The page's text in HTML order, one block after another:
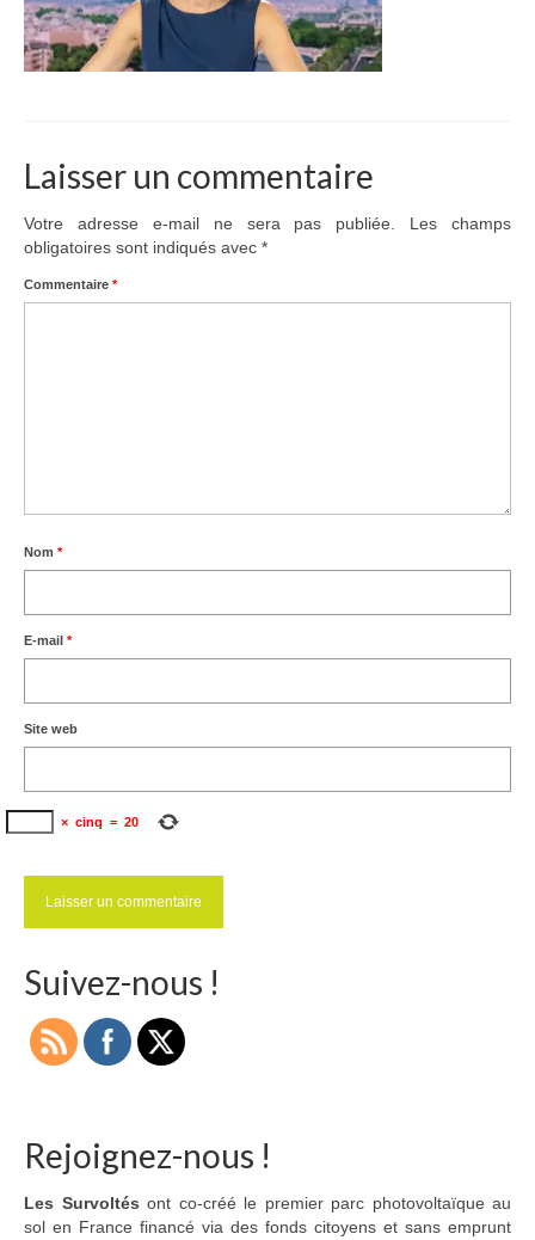
Adhérer
PROJETS
Parc Photovoltaïque
Structure juridique
Les lettres aux sociétaires
Déchets
Ramassages citoyens de déchets
Mobilité
ASTRONOMIE
Laisser un commentaire
Votre adresse e-mail ne sera pas publiée.
Les champs
obligatoires sont indiqués avec *
Commentaire *
Nom *
E-mail *
Site web
× cinq = 20
Suivez-nous !
Rejoignez-nous !
Les Survoltés ont co-créé le premier parc photovoltaïque au
sol en France financé via des fonds citoyens et sans emprunt